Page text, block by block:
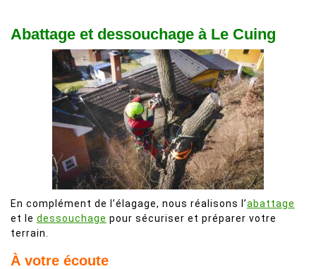
Abattage et dessouchage à Le Cuing
En complément de l’élagage, nous réalisons l’abattage
et le dessouchage pour sécuriser et préparer votre
terrain.
À votre écoute